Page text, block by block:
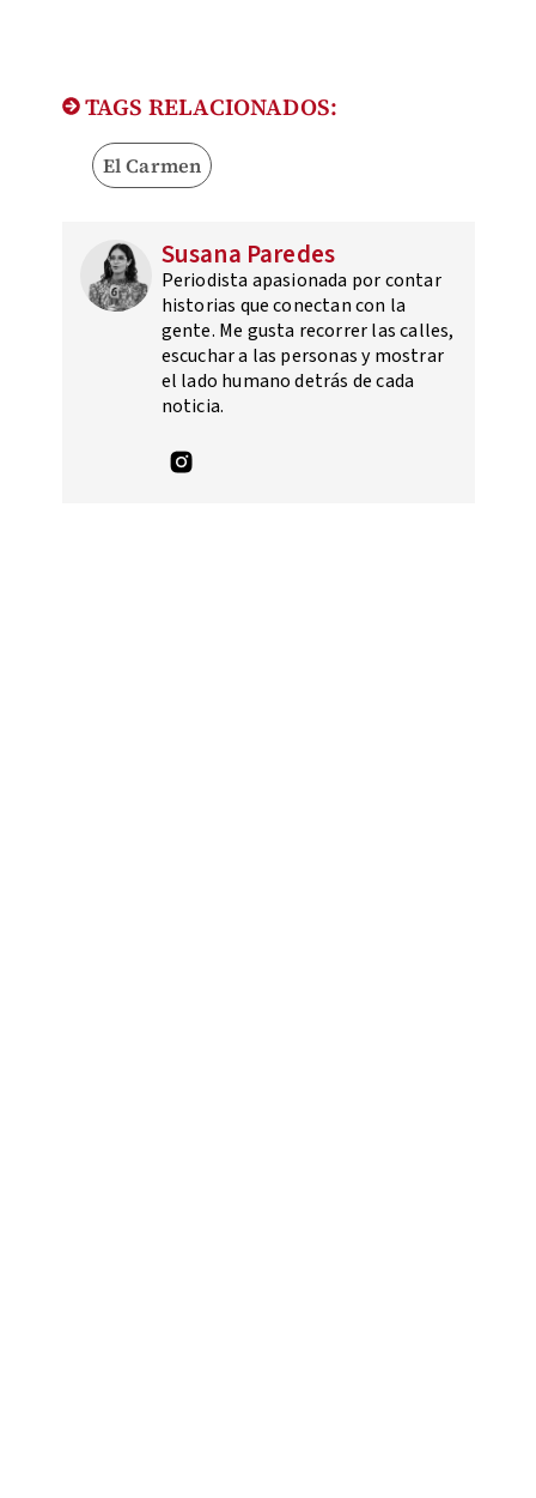
TAGS RELACIONADOS:
El Carmen
Susana Paredes
Periodista apasionada por contar
historias que conectan con la
gente. Me gusta recorrer las calles,
escuchar a las personas y mostrar
el lado humano detrás de cada
noticia.